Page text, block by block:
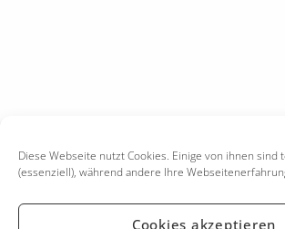
Diese Webseite nutzt Cookies. Einige von ihnen sind
(essenziell), während andere Ihre
Cookies akzeptieren